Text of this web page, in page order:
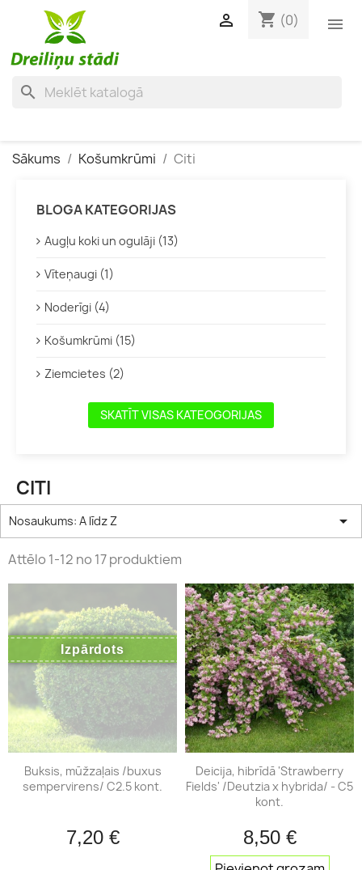

shopping_cart (0)

search
Sākums Košumkrūmi Citi
BLOGA KATEGORIJAS
Augļu koki un ogulāji (13)
Vīteņaugi (1)
Noderīgi (4)
Košumkrūmi (15)
Ziemcietes (2)
SKATĪT VISAS KATEOGORIJAS
CITI
Nosaukums: A līdz Z 
Attēlo 1-12 no 17 produktiem
Izpārdots
Buksis, mūžzaļais /buxus
sempervirens/ C2.5 kont.
7,20 €
Deicija, hibrīdā 'Strawberry
Fields' /Deutzia x hybrida/ - C5
kont.
8,50 €